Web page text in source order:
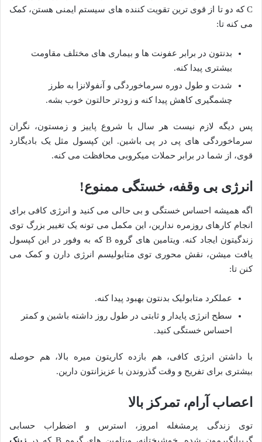
C که دو تا از قوی ترین تقویت کننده های سیستم ایمنی هستن، کمک
می کنه تا:
بدنتون در برابر عفونت ها و بیماری های مختلف مقاومت
بیشتری پیدا کنه.
شدت و طول دوره سرماخوردگی و آنفولانزا به طرز
چشمگیری کاهش پیدا کنه و زودتر حالتون خوب بشه.
پس دیگه لازم نیست هر سال با شروع پاییز و زمستون، نگران
سرماخوردگی های پی در پی باشین. این کپسول مثل یک بادیگارد
قوی، از شما در برابر حملات میکروبی محافظت می کنه.
انرژی بی وقفه، خستگی ممنوع!
اگه همیشه احساس خستگی و بی حالی می کنید و انرژی کافی برای
انجام کارهای روزمره ندارین، این مکمل می تونه یک تغییر بزرگ توی
زندگیتون ایجاد کنه. ویتامین های گروه B که به وفور در این کپسول
یافت میشن، نقش محوری توی متابولیسم انرژی دارن و کمک می
کنن تا:
عملکرد متابولیک بدنتون بهبود پیدا کنه.
سطح انرژی پایدار و ثابتی در طول روز داشته باشین و کمتر
احساس خستگی کنید.
با داشتن انرژی کافی، هم بازده کاریتون میره بالا، هم حوصله
بیشتری برای تفریح و وقت گذروندن با عزیزانتون دارین.
اعصاب آرام، تمرکز بالا
توی زندگی پرمشغله امروز، استرس و اضطراب حسابی